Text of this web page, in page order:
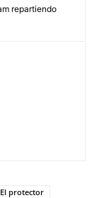
repartiendo
El protector